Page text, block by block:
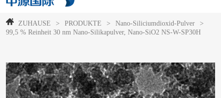
ZUHAUSE > PRODUKTE > Nano-Siliciumdioxid-Pulver
>
99,5 % Reinheit 30 nm Nano-Silikapulver, Nano-SiO2 NS-W-SP30H